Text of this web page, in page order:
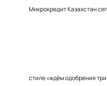
Микрокредит Казахстан
стиле «ждём одобрения